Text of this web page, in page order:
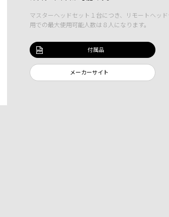
マスターヘッドセット１台につき、リモートヘッ
用での最大使用可能人数は８人になります。
付属品
メーカーサイト